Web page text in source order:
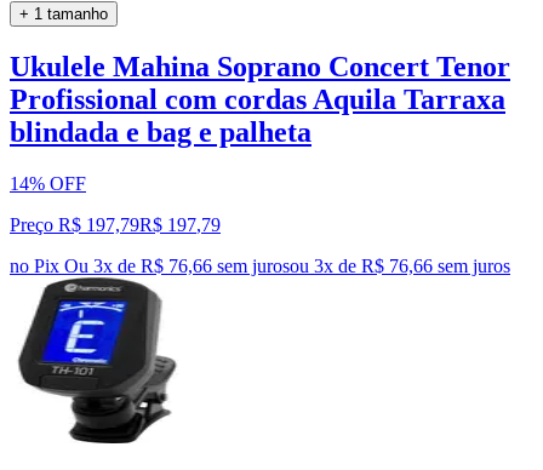
+ 1 tamanho
Ukulele Mahina Soprano Concert Tenor
Profissional com cordas Aquila Tarraxa
blindada e bag e palheta
14% OFF
Preço R$ 197,79R$ 197,79
no Pix Ou 3x de R$ 76,66 sem jurosou 3x de R$ 76,66 sem juros